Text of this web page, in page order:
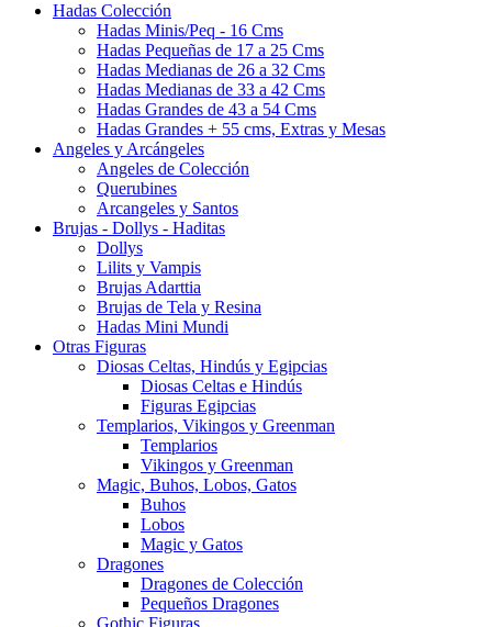
Hadas Colección
Hadas Minis/Peq - 16 Cms
Hadas Pequeñas de 17 a 25 Cms
Hadas Medianas de 26 a 32 Cms
Hadas Medianas de 33 a 42 Cms
Hadas Grandes de 43 a 54 Cms
Hadas Grandes + 55 cms, Extras y Mesas
Angeles y Arcángeles
Angeles de Colección
Querubines
Arcangeles y Santos
Brujas - Dollys - Haditas
Dollys
Lilits y Vampis
Brujas Adarttia
Brujas de Tela y Resina
Hadas Mini Mundi
Otras Figuras
Diosas Celtas, Hindús y Egipcias
Diosas Celtas e Hindús
Figuras Egipcias
Templarios, Vikingos y Greenman
Templarios
Vikingos y Greenman
Magic, Buhos, Lobos, Gatos
Buhos
Lobos
Magic y Gatos
Dragones
Dragones de Colección
Pequeños Dragones